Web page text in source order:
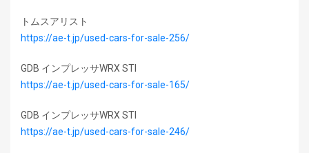
トムスアリスト
https://ae-t.jp/used-cars-for-sale-256/
GDB インプレッサWRX STI
https://ae-t.jp/used-cars-for-sale-165/
GDB インプレッサWRX STI
https://ae-t.jp/used-cars-for-sale-246/